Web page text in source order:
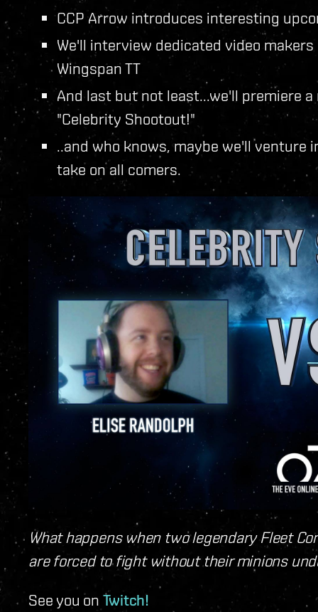
CCP Arrow introduces interesting
We'll interview dedicated video
Wingspan TT
And last but not least...we'll premiere
"Celebrity Shootout!"
..and who knows, maybe we'll
take on all comers.
What happens when two legendary Fleet
are forced to fight without their minions
See you on Twitch!